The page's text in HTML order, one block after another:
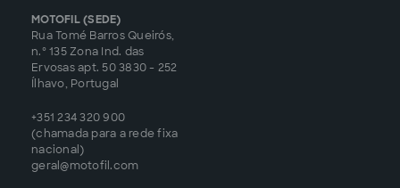
MOTOFIL (SEDE)
Rua Tomé Barros Queirós,
n.º 135 Zona Ind. das
Ervosas apt. 50 3830 - 252
Ílhavo, Portugal
+351 234 320 900
(chamada para a rede fixa
nacional)
geral@motofil.com